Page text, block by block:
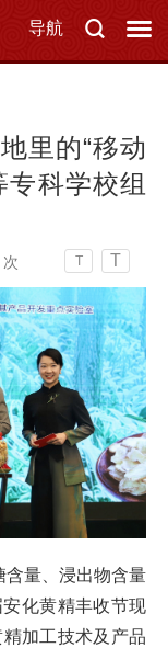
导航
里的“移动
科学校组
次 T T
含量、浸出物含量
化黄精丰收节现
加工技术及产品